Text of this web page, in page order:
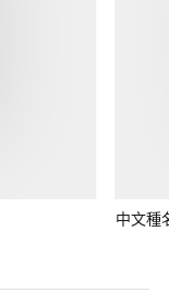
中文種